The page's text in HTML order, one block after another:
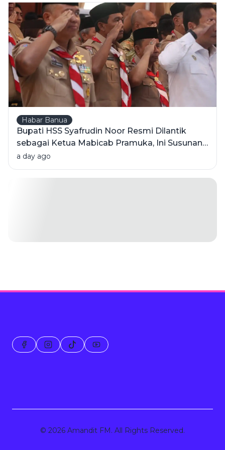
Habar Banua
Bupati HSS Syafrudin Noor Resmi Dilantik
sebagai Ketua Mabicab Pramuka, Ini Susunan
Pengurus 2025-2030
a day ago
© 2026 Amandit FM. All Rights Reserved.